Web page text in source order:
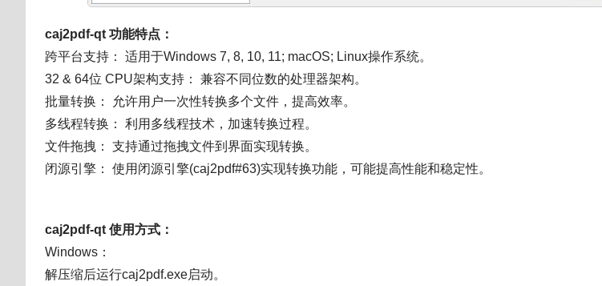
caj2pdf-qt 功能特点：
跨平台支持： 适用于Windows 7, 8, 10, 11; macOS; Linux操作系统。
32 & 64位 CPU架构支持： 兼容不同位数的处理器架构。
批量转换： 允许用户一次性转换多个文件，提高效率。
多线程转换： 利用多线程技术，加速转换过程。
文件拖拽： 支持通过拖拽文件到界面实现转换。
闭源引擎： 使用闭源引擎(caj2pdf#63)实现转换功能，可能提高性能和稳定性。
caj2pdf-qt 使用方式：
Windows：
解压缩后运行caj2pdf.exe启动。